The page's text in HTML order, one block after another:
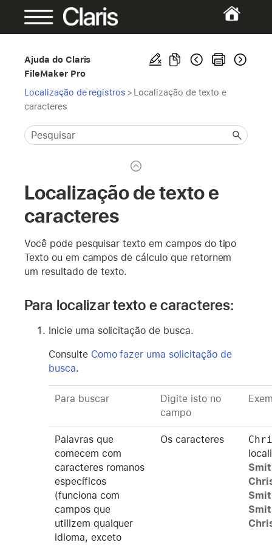
Ajuda do Claris
FileMaker Pro
Localização de registros > Localização de texto e
caracteres
Localização de texto e
caracteres
Você pode pesquisar texto em campos do tipo
Texto ou em campos de cálculo que retornem
um resultado de texto.
Para localizar texto e caracteres:
Inicie uma solicitação de busca.
Consulte Como fazer uma solicitação de
busca.
Para buscar
Digite isto no
campo
Palavras que
comecem com
caracteres romanos
específicos
(funciona com
campos que
utilizem qualquer
idioma, exceto
Os caracteres